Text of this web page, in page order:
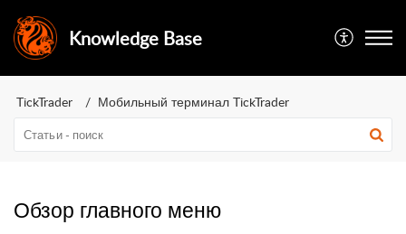
Knowledge Base
TickTrader Мобильный терминал TickTrader
Обзор главного меню